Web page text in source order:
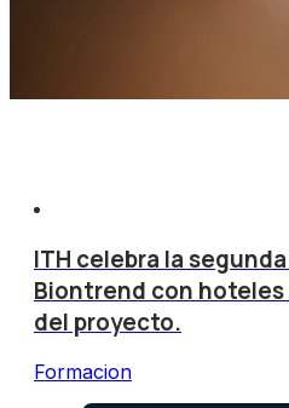
ITH celebra la
Biontrend con hoteles
del proyecto.
Formacion